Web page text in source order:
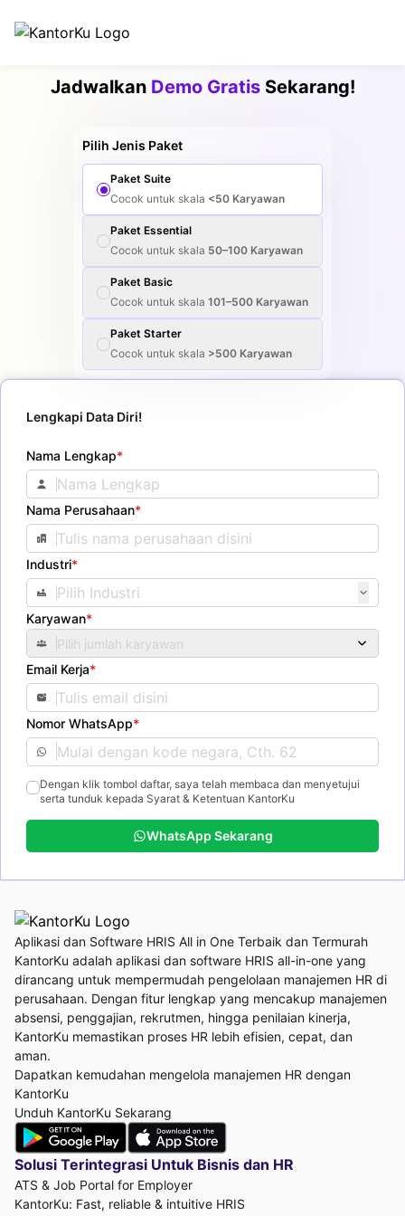
Jadwalkan Demo GratisSekarang!
Pilih Jenis Paket
Paket Suite
Cocok untuk skala <50 Karyawan
Paket Essential
Cocok untuk skala 50–100 Karyawan
Paket Basic
Cocok untuk skala 101–500 Karyawan
Paket Starter
Cocok untuk skala >500 Karyawan
Lengkapi Data Diri!
Nama Lengkap*
Nama Perusahaan*
Industri*
Karyawan*
Pilih jumlah karyawan
Email Kerja*
Nomor WhatsApp*
Dengan klik tombol daftar, saya telah membaca dan menyetujui
serta tunduk kepada Syarat & Ketentuan KantorKu
WhatsApp Sekarang
Aplikasi dan Software HRIS All in One Terbaik dan Termurah
KantorKu adalah aplikasi dan software HRIS all-in-one yang
dirancang untuk mempermudah pengelolaan manajemen HR di
perusahaan. Dengan fitur lengkap yang mencakup manajemen
absensi, penggajian, rekrutmen, hingga penilaian kinerja,
KantorKu memastikan proses HR lebih efisien, cepat, dan
aman.
Dapatkan kemudahan mengelola manajemen HR dengan
KantorKu
Unduh KantorKu Sekarang
Solusi Terintegrasi Untuk Bisnis dan HR
ATS & Job Portal for Employer
KantorKu: Fast, reliable & intuitive HRIS